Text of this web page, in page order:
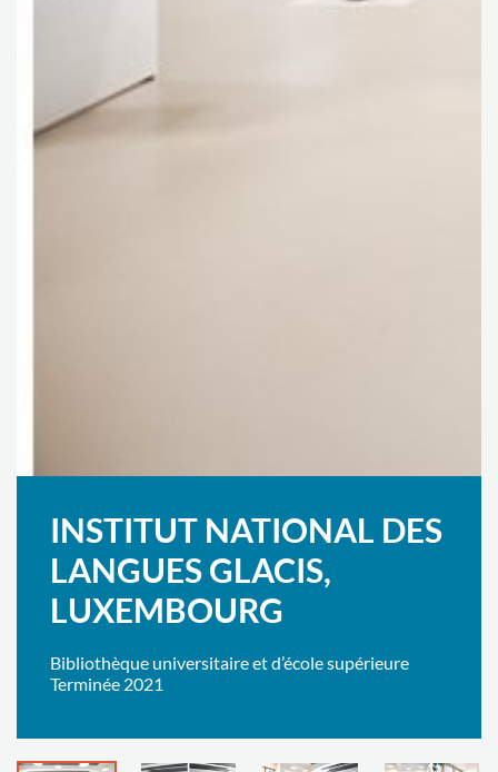
INSTITUT NATIONAL DES
LANGUES GLACIS,
LUXEMBOURG
Bibliothèque universitaire et d’école supérieure
Terminée 2021